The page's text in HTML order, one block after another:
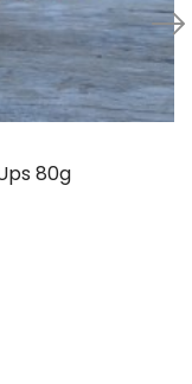
80g